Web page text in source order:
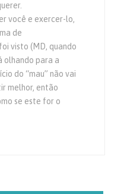
você e exercer-lo,
de
visto (MD, quando
olhando para a
do “mau” não vai
melhor, então
se este for o